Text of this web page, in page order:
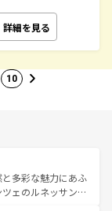
詳細を見る
10
多彩な魅力にあふ
ェのルネッサンス